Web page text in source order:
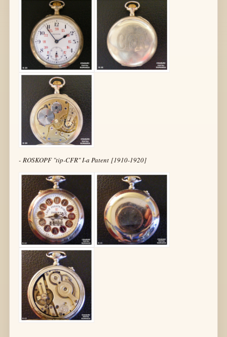
- ROSKOPF "tip-CFR" I-a Patent [1910-1920]